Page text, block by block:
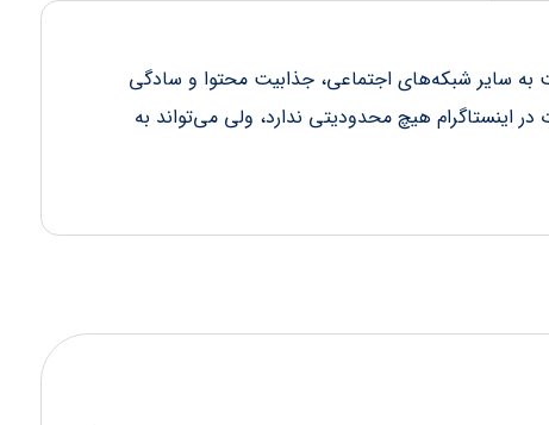
نسبت به سایر شبکه‌های اجتماعی، جذابیت محتوا و سادگی
اینستاگرام هیچ محدودیتی ندارد، ولی می‌تواند به